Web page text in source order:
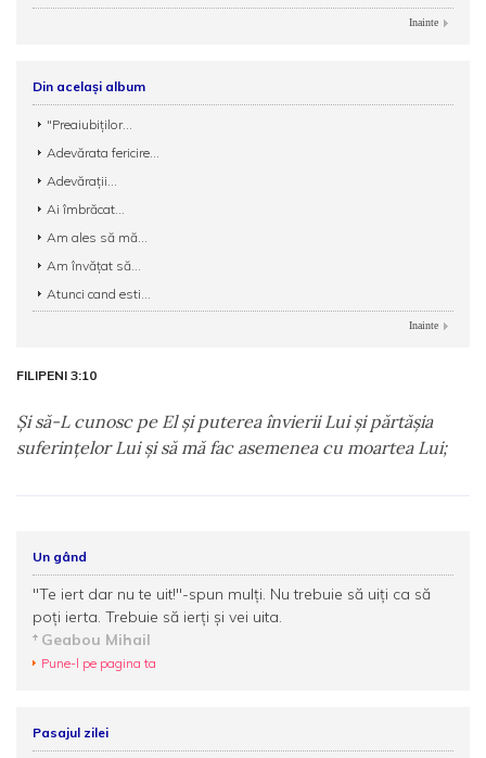
Inainte
Din același album
"Preaiubiţilor...
Adevărata fericire...
Adevărații...
Ai îmbrăcat...
Am ales să mă...
Am învățat să...
Atunci cand esti...
Inainte
FILIPENI 3:10
Şi să-L cunosc pe El şi puterea învierii Lui şi părtăşia
suferinţelor Lui şi să mă fac asemenea cu moartea Lui;
Un gând
"Te iert dar nu te uit!"-spun mulţi. Nu trebuie să uiţi ca să
poţi ierta. Trebuie să ierţi şi vei uita.
Geabou Mihail
Pune-l pe pagina ta
Pasajul zilei